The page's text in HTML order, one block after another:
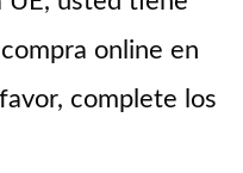
online en
complete los